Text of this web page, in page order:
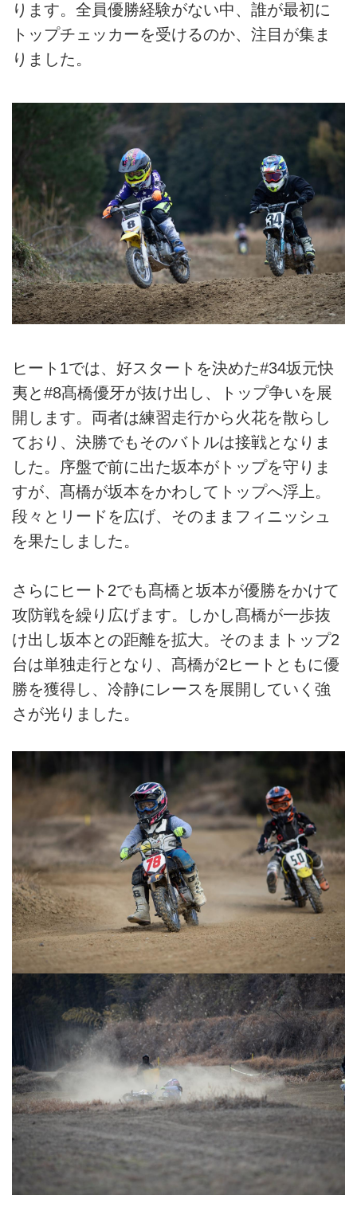
ります。全員優勝経験がない中、誰が最初に
トップチェッカーを受けるのか、注目が集ま
りました。
ヒート1では、好スタートを決めた#34坂元快
夷と#8髙橋優牙が抜け出し、トップ争いを展
開します。両者は練習走行から火花を散らし
ており、決勝でもそのバトルは接戦となりま
した。序盤で前に出た坂本がトップを守りま
すが、髙橋が坂本をかわしてトップへ浮上。
段々とリードを広げ、そのままフィニッシュ
を果たしました。
さらにヒート2でも髙橋と坂本が優勝をかけて
攻防戦を繰り広げます。しかし髙橋が一歩抜
け出し坂本との距離を拡大。そのままトップ2
台は単独走行となり、髙橋が2ヒートともに優
勝を獲得し、冷静にレースを展開していく強
さが光りました。